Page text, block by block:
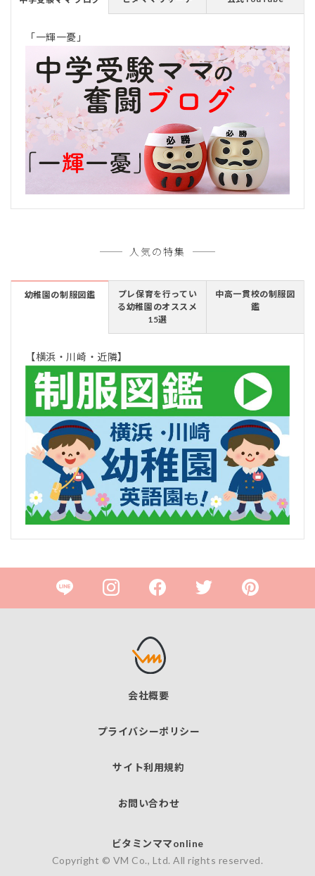
「一輝一憂」
人気の特集
幼稚園の制服図鑑
プレ保育を行ってい
る幼稚園のオススメ
15選
中高一貫校の制服図
鑑
【横浜・川崎・近隣】
会社概要
プライバシーポリシー
サイト利用規約
お問い合わせ
ビタミンママonline
Copyright © VM Co., Ltd. All rights reserved.